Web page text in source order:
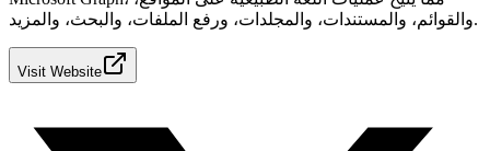
والقوائم، والمستندات، والمجلدات، ورفع الملفات، والبحث، والمزيد.
Visit Website